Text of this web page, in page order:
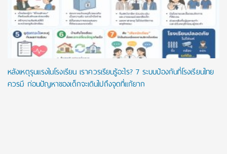
หลังเหตุรุนแรงในโรงเรียน เราควรเรียนรู้อะไร? 7 ระบบป้องกันที่โรงเรียนไทย
ควรมี ก่อนปัญหาของเด็กจะเดินไปถึงจุดที่แก้ยาก